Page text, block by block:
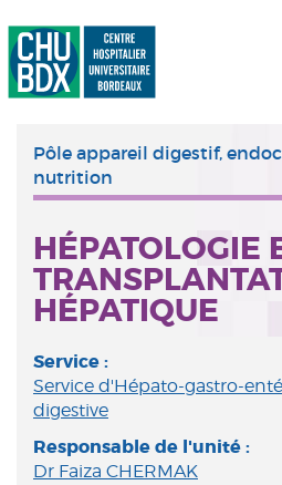
Pôle appareil digestif,
nutrition
HÉPATOLOGIE
HÉPATIQUE
Service :
Service d'Hépato-gastro-
digestive
Responsable de l'unité :
Dr Faiza CHERMAK